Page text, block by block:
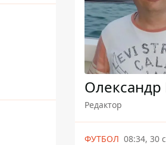
Редактор
ФУТБОЛ 08:34, 30